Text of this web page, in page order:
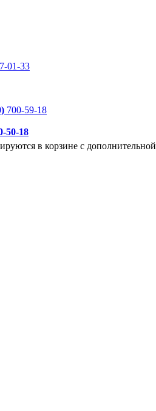
01-33
700-59-18
50-18
в корзине с дополнительной